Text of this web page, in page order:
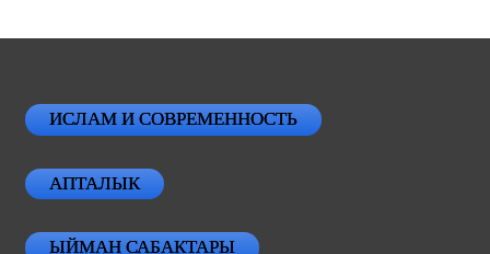
ИСЛАМ И СОВРЕМЕННОСТЬ
АПТАЛЫК
ЫЙМАН САБАКТАРЫ